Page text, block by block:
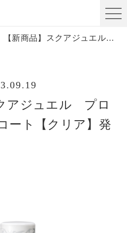
【新商品】スクアジュエル プロテクトネイルコート【クリア】発売
アジュエル プロ
ート【クリア】発